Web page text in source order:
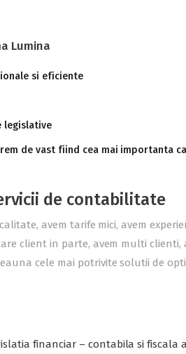
Lumina
si eficiente
legislative
de vast fiind cea mai importanta
de contabilitate
avem tarife mici, avem
client in parte, avem multi clienti,
cele mai potrivite solutii de
financiar – contabila si fiscala